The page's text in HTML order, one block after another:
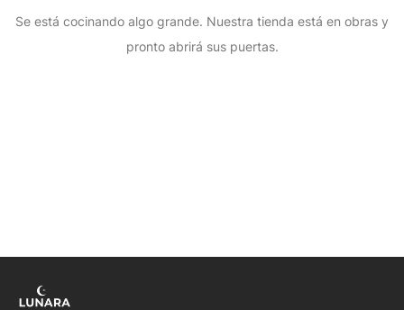
Se está cocinando algo grande. Nuestra tienda está en obras y
pronto abrirá sus puertas.